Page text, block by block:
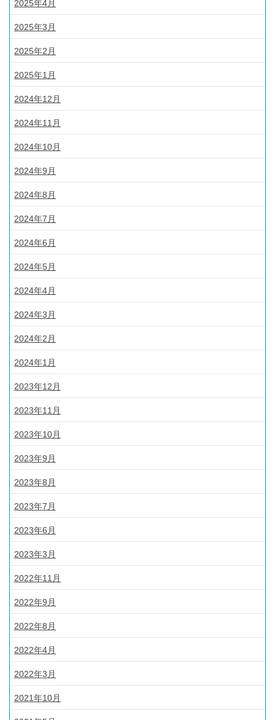
2025年4月
2025年3月
2025年2月
2025年1月
2024年12月
2024年11月
2024年10月
2024年9月
2024年8月
2024年7月
2024年6月
2024年5月
2024年4月
2024年3月
2024年2月
2024年1月
2023年12月
2023年11月
2023年10月
2023年9月
2023年8月
2023年7月
2023年6月
2023年3月
2022年11月
2022年9月
2022年8月
2022年4月
2022年3月
2021年10月